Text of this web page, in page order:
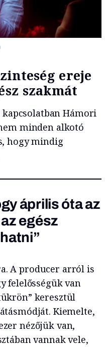
ereje
szakmát
Hámori
minden alkotó
hogy mindig
április óta az
egész
A producer arról is
felelősségük van
keresztül
Kiemelte,
nézőjük van,
vannak vele,